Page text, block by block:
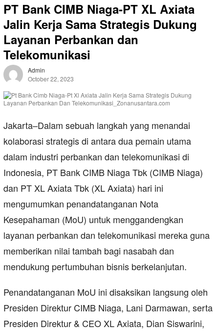
PT Bank CIMB Niaga-PT XL Axiata
Jalin Kerja Sama Strategis Dukung
Layanan Perbankan dan
Telekomunikasi
Admin
October 22, 2023
Jakarta–Dalam sebuah langkah yang menandai
kolaborasi strategis di antara dua pemain utama
dalam industri perbankan dan telekomunikasi di
Indonesia, PT Bank CIMB Niaga Tbk (CIMB Niaga)
dan PT XL Axiata Tbk (XL Axiata) hari ini
mengumumkan penandatanganan Nota
Kesepahaman (MoU) untuk menggandengkan
layanan perbankan dan telekomunikasi mereka guna
memberikan nilai tambah bagi nasabah dan
mendukung pertumbuhan bisnis berkelanjutan.
Penandatanganan MoU ini disaksikan langsung oleh
Presiden Direktur CIMB Niaga, Lani Darmawan, serta
Presiden Direktur & CEO XL Axiata, Dian Siswarini,